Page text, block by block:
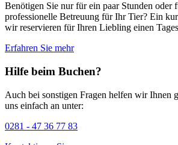
Benötigen Sie nur für ein paar Stunden oder
professionelle Betreuung für Ihr Tier? Ein
wir reservieren für Ihren Liebling einen
Erfahren Sie mehr
Hilfe beim Buchen?
Auch bei sonstigen Fragen helfen wir Ihnen
uns einfach an unter:
0281 - 47 36 77 83